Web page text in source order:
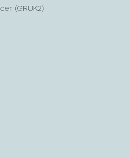
(GRUK2)